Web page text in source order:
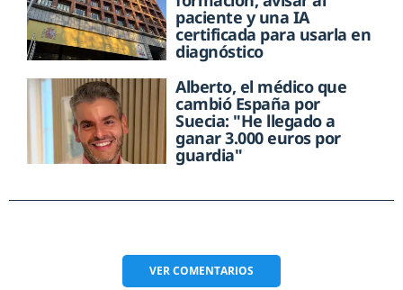
paciente y una IA
certificada para usarla en
diagnóstico
Alberto, el médico que
cambió España por
Suecia: "He llegado a
ganar 3.000 euros por
guardia"
VERCOMENTARIOS